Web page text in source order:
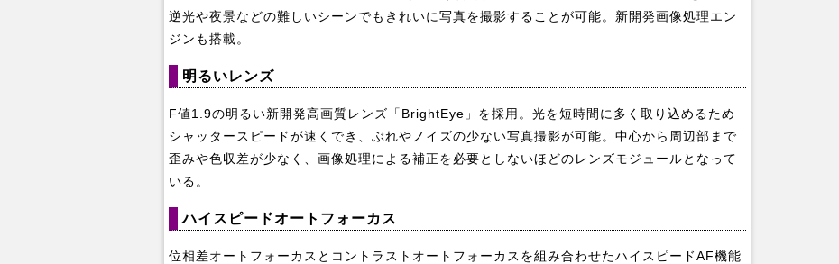
逆光や夜景などの難しいシーンでもきれいに写真を撮影することが可能。新開発画像処理エン
ジンも搭載。
明るいレンズ
F値1.9の明るい新開発高画質レンズ「BrightEye」を採用。光を短時間に多く取り込めるため
シャッタースピードが速くでき、ぶれやノイズの少ない写真撮影が可能。中心から周辺部まで
歪みや色収差が少なく、画像処理による補正を必要としないほどのレンズモジュールとなって
いる。
ハイスピードオートフォーカス
位相差オートフォーカスとコントラストオートフォーカスを組み合わせたハイスピードAF機能